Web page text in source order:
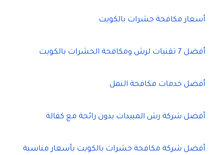
أسعار مكافحة حشرات بالكويت
أفضل 7 تقنيات لرش ومكافحة الحشرات بالكويت
أفضل خدمات مكافحة النمل
أفضل شركة رش المبيدات بدون رائحة مع كفالة
أفضل شركة مكافحة حشرات بالكويت بأسعار مناسبة